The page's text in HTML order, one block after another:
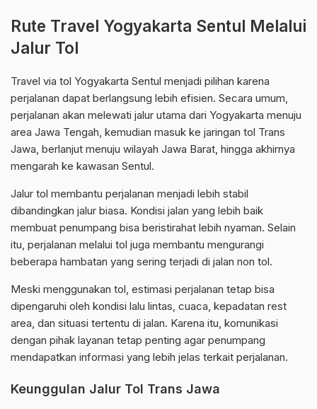
Rute Travel Yogyakarta Sentul Melalui
Jalur Tol
Travel via tol Yogyakarta Sentul menjadi pilihan karena
perjalanan dapat berlangsung lebih efisien. Secara umum,
perjalanan akan melewati jalur utama dari Yogyakarta menuju
area Jawa Tengah, kemudian masuk ke jaringan tol Trans
Jawa, berlanjut menuju wilayah Jawa Barat, hingga akhirnya
mengarah ke kawasan Sentul.
Jalur tol membantu perjalanan menjadi lebih stabil
dibandingkan jalur biasa. Kondisi jalan yang lebih baik
membuat penumpang bisa beristirahat lebih nyaman. Selain
itu, perjalanan melalui tol juga membantu mengurangi
beberapa hambatan yang sering terjadi di jalan non tol.
Meski menggunakan tol, estimasi perjalanan tetap bisa
dipengaruhi oleh kondisi lalu lintas, cuaca, kepadatan rest
area, dan situasi tertentu di jalan. Karena itu, komunikasi
dengan pihak layanan tetap penting agar penumpang
mendapatkan informasi yang lebih jelas terkait perjalanan.
Keunggulan Jalur Tol Trans Jawa